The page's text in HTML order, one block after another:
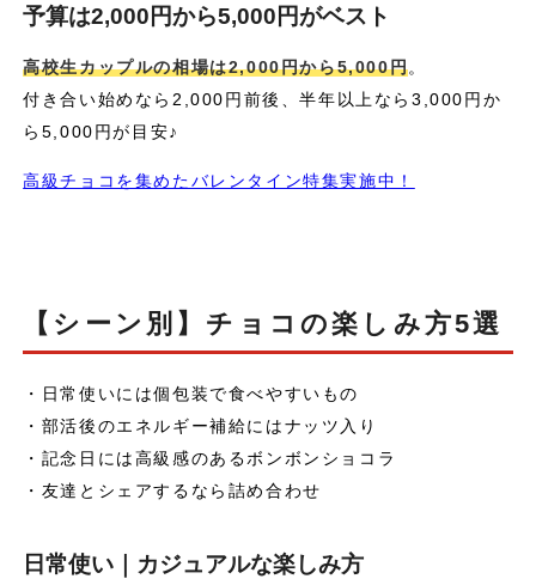
予算は2,000円から5,000円がベスト
高校生カップルの相場は2,000円から5,000円。
付き合い始めなら2,000円前後、半年以上なら3,000円か
ら5,000円が目安♪
高級チョコを集めたバレンタイン特集実施中！
【シーン別】チョコの楽しみ方5選
・日常使いには個包装で食べやすいもの
・部活後のエネルギー補給にはナッツ入り
・記念日には高級感のあるボンボンショコラ
・友達とシェアするなら詰め合わせ
日常使い｜カジュアルな楽しみ方